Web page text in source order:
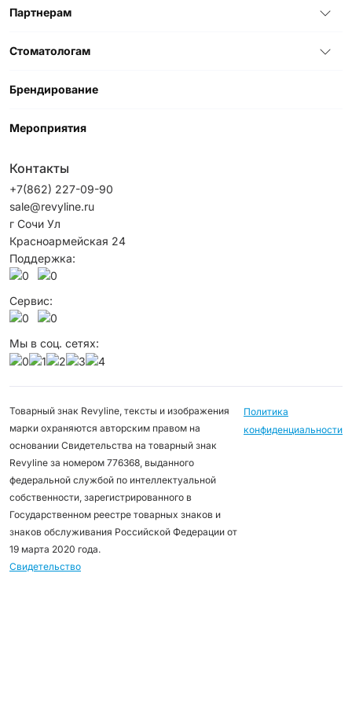
Партнерам
Стоматологам
Брендирование
Мероприятия
Контакты
+7(862) 227-09-90
sale@revyline.ru
г Сочи Ул
Красноармейская 24
Поддержка:
Сервис:
Мы в соц. сетях:
Товарный знак Revyline, тексты и изображения
марки охраняются авторским правом на
основании Свидетельства на товарный знак
Revyline за номером 776368, выданного
федеральной службой по интеллектуальной
собственности, зарегистрированного в
Государственном реестре товарных знаков и
знаков обслуживания Российской Федерации от
19 марта 2020 года.
Свидетельство
Политика
конфиденциальности